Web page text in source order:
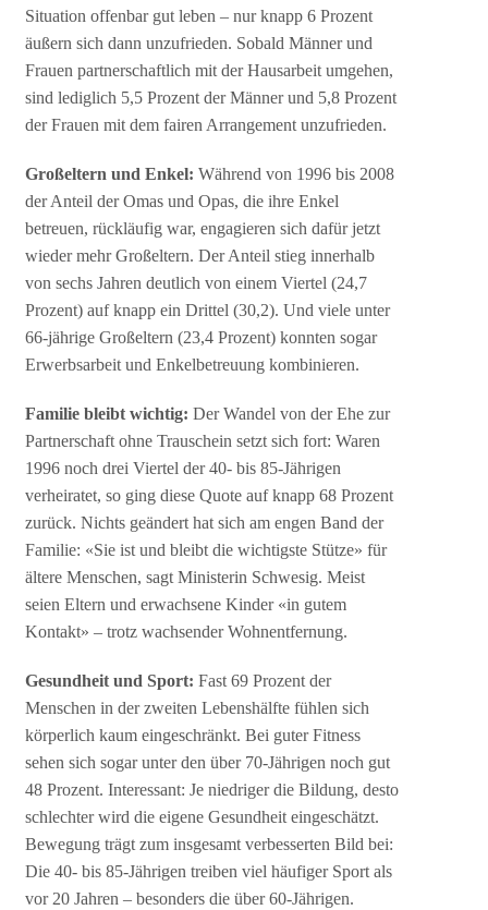
Situation offenbar gut leben – nur knapp 6 Prozent
äußern sich dann unzufrieden. Sobald Männer und
Frauen partnerschaftlich mit der Hausarbeit umgehen,
sind lediglich 5,5 Prozent der Männer und 5,8 Prozent
der Frauen mit dem fairen Arrangement unzufrieden.
Großeltern und Enkel: Während von 1996 bis 2008
der Anteil der Omas und Opas, die ihre Enkel
betreuen, rückläufig war, engagieren sich dafür jetzt
wieder mehr Großeltern. Der Anteil stieg innerhalb
von sechs Jahren deutlich von einem Viertel (24,7
Prozent) auf knapp ein Drittel (30,2). Und viele unter
66-jährige Großeltern (23,4 Prozent) konnten sogar
Erwerbsarbeit und Enkelbetreuung kombinieren.
Familie bleibt wichtig: Der Wandel von der Ehe zur
Partnerschaft ohne Trauschein setzt sich fort: Waren
1996 noch drei Viertel der 40- bis 85-Jährigen
verheiratet, so ging diese Quote auf knapp 68 Prozent
zurück. Nichts geändert hat sich am engen Band der
Familie: «Sie ist und bleibt die wichtigste Stütze» für
ältere Menschen, sagt Ministerin Schwesig. Meist
seien Eltern und erwachsene Kinder «in gutem
Kontakt» – trotz wachsender Wohnentfernung.
Gesundheit und Sport: Fast 69 Prozent der
Menschen in der zweiten Lebenshälfte fühlen sich
körperlich kaum eingeschränkt. Bei guter Fitness
sehen sich sogar unter den über 70-Jährigen noch gut
48 Prozent. Interessant: Je niedriger die Bildung, desto
schlechter wird die eigene Gesundheit eingeschätzt.
Bewegung trägt zum insgesamt verbesserten Bild bei:
Die 40- bis 85-Jährigen treiben viel häufiger Sport als
vor 20 Jahren – besonders die über 60-Jährigen.